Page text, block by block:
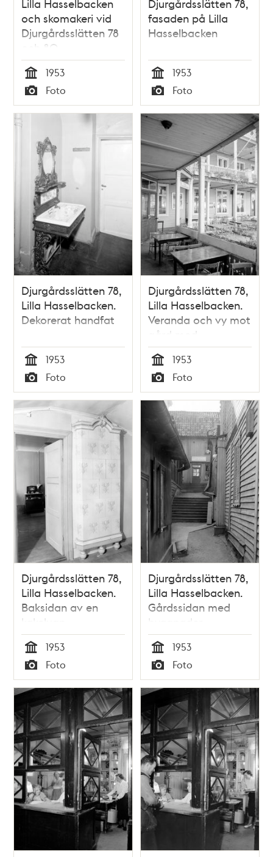
Lilla Hasselbacken
och skomakeri vid
Djurgårdsslätten 78
och 80
Tid
1953
Typ
Foto
Djurgårdsslätten 78,
fasaden på Lilla
Hasselbacken
Tid
1953
Typ
Foto
Djurgårdsslätten 78,
Lilla Hasselbacken.
Dekorerat handfat
Tid
1953
Typ
Foto
Djurgårdsslätten 78,
Lilla Hasselbacken.
Veranda och vy mot
gård med
trädgårdsmöbler
Tid
1953
Typ
Foto
Djurgårdsslätten 78,
Lilla Hasselbacken.
Baksidan av en
kakelugn
Tid
1953
Typ
Foto
Djurgårdsslätten 78,
Lilla Hasselbacken.
Gårdssidan med
byggnader
Tid
1953
Typ
Foto